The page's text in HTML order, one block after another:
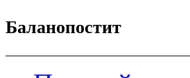
Баланопостит